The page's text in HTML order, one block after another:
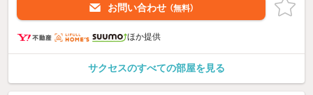
お問い合わせ （無料）
ほか提供
サクセスのすべての部屋を見る